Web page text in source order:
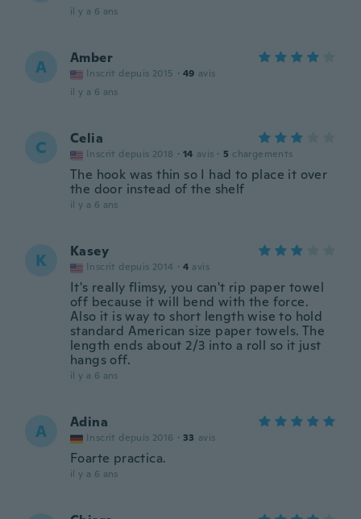
il y a 6 ans
A Amber
Inscrit depuis 2015 · 49 avis
il y a 6 ans
C Celia
Inscrit depuis 2018 · 14 avis · 5 chargements
The hook was thin so I had to place it over
the door instead of the shelf
il y a 6 ans
K Kasey
Inscrit depuis 2014 · 4 avis
It's really flimsy, you can't rip paper towel
off because it will bend with the force.
Also it is way to short length wise to hold
standard American size paper towels. The
length ends about 2/3 into a roll so it just
hangs off.
il y a 6 ans
A Adina
Inscrit depuis 2016 · 33 avis
Foarte practica.
il y a 6 ans